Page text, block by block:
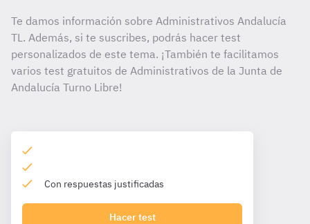
Te damos información sobre Administrativos Andalucía
TL. Además, si te suscribes, podrás hacer test
personalizados de este tema. ¡También te facilitamos
varios test gratuitos de Administrativos de la Junta de
Andalucía Turno Libre!
Con respuestas justificadas
Hacer test